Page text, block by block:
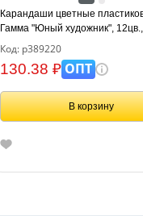
Карандаши цветные
Гамма "Юный художник", 12цв.,
заточен., картон. упаковка,
Код: р389220
130.38 ₽ОПТ
В корзину